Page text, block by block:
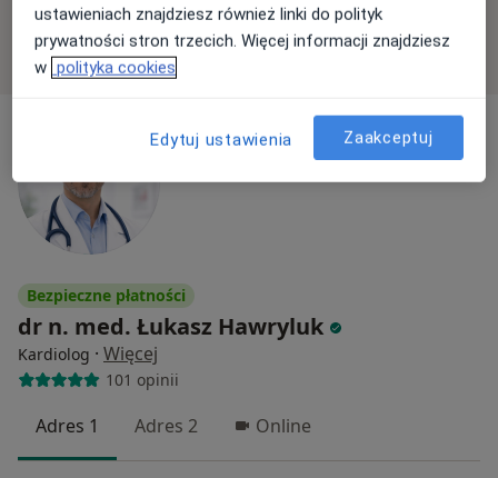
Specjaliści znajdują się poza Bemowo, Warszawa,
mazowieckie, w obszarach bliskich Twojemu
wyszukiwaniu.
Bezpieczne płatności
dr n. med. Łukasz Hawryluk
Kardiolog · Więcej
101 opinii
Adres 1 Adres 2 Online
ustawieniach znajdziesz również linki do polityk
prywatności stron trzecich. Więcej informacji znajdziesz
w polityka cookies
Edytuj ustawienia Zaakceptuj